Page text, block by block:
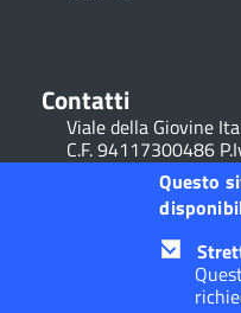
Contatti
Viale della Giovine
C.F. 94117300486
Tel. 055 / 2616202
Posta Elettronica
Questo